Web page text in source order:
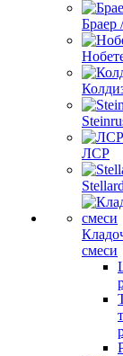
Браер
ЛСР
Stellard
смеси